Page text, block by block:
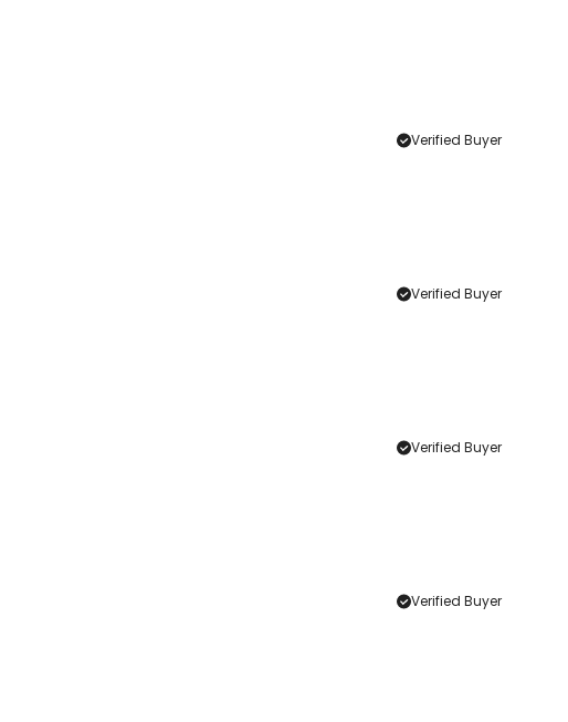
Verified Buyer
Verified Buyer
Verified Buyer
Verified Buyer